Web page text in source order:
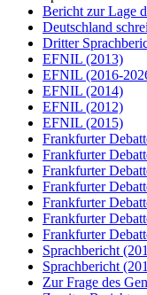
Bericht zur Lage
Deutschland
Dritter
EFNIL (2013)
EFNIL (2016-
EFNIL (2014)
EFNIL (2012)
EFNIL (2015)
Frankfurter
Frankfurter
Frankfurter
Frankfurter
Frankfurter
Frankfurter
Frankfurter
Sprachbericht
Sprachbericht
Zur Frage des